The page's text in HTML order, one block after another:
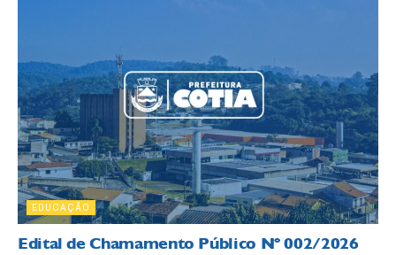
EDUCAÇÃO
Edital de Chamamento Público Nº 002/2026